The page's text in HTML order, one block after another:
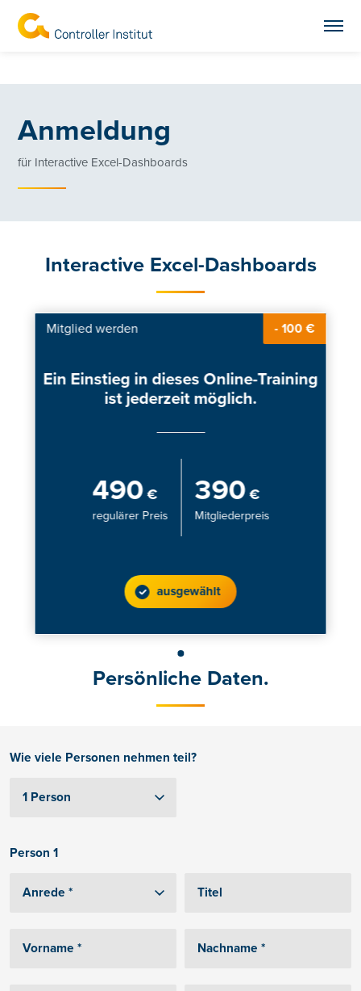
Anmeldung
für Interactive Excel-Dashboards
Interactive Excel-Dashboards
Mitglied werden - 100 €
Ein Einstieg in dieses Online-Training
ist jederzeit möglich.
490€
regulärer Preis
390€
Mitgliederpreis
ausgewählt
Persönliche Daten.
Wie viele Personen nehmen teil?
Person 1